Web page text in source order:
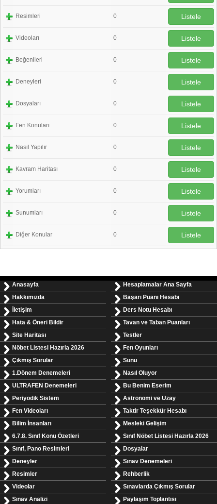
Resimleri 0 Listele
Videoları 0 Listele
Beğenileri 0 Listele
Deneyleri 0 Listele
Dosyaları 0 Listele
Fen Konuları 0 Listele
Nasıl Yapılır 0 Listele
Kavram Haritası 0 Listele
Yorumları 0 Listele
Sunumları 0 Listele
Diğer Konular 0 Listele
Anasayfa
Hakkımızda
İletişim
Hata & Öneri Bildir
Site Haritası
Nöbet Listesi Hazırla 2026
Çıkmış Sorular
1.Dönem Denemeleri
ULTRAFEN Denemeleri
Periyodik Sistem
Fen Videoları
Bilim İnsanları
6.7.8. Sınıf Konu Özetleri
Sınıf, Pano Resimleri
Deneyler
Resimler
Videolar
Sınav Analizi
Hesaplamalar Ana Sayfa
Başarı Puanı Hesabı
Ders Notu Hesabı
Tavan ve Taban Puanları
Testler
Fen Oyunları
Sunu
Nasıl Oluyor
Bu Benim Eserim
Astronomi ve Uzay
Taktir Teşekkür Hesabı
Mesleki Gelişim
Sınıf Nöbet Listesi Hazırla 2026
Dosyalar
Sınav Denemeleri
Rehberlik
Sınavlarda Çıkmış Sorular
Paylaşım Toplantısı